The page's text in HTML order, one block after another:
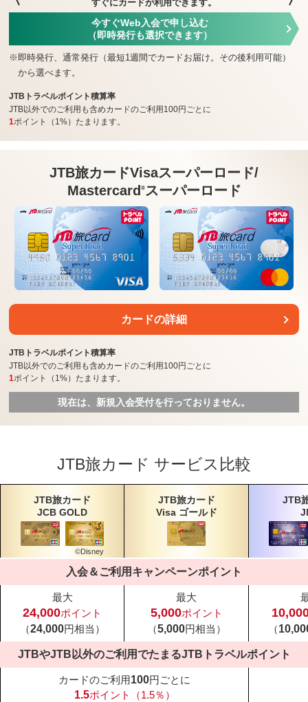
すぐにカードが利用できます。
今すぐWeb入会で申し込む
（即時発行も選択できます）
※ 即時発行、通常発行（最短1週間でカードお届け。その後利用可能）
から選べます。
JTBトラベルポイント積算率
JTB以外でのご利用も含めカードのご利用100円ごとに
1ポイント（1%）たまります。
JTB旅カードVisaスーパーロード/
Mastercard ®スーパーロード
カードの詳細
JTBトラベルポイント積算率
JTB以外でのご利用も含めカードのご利用100円ごとに
1ポイント（1%）たまります。
現在は、新規入会受付を行っておりません。
JTB旅カード サービス比較
最大
24,000ポイント
（24,000円相当）
最大
5,000ポイント
（5,000円相当） （
カードのご利用100円ごとに
1.5ポイント（1.5％）
JTB旅カード
JCB GOLD
©Disney
JTB旅カード
Visa ゴールド
JTB
入会＆ご利用キャンペーンポイント
JTBやJTB以外のご利用でたまるJTBトラベルポイント